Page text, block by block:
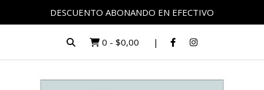
DESCUENTO ABONANDO EN EFECTIVO
0 - $0,00